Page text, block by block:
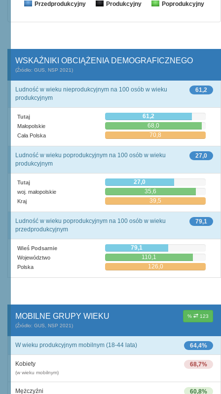
Przedprodukcyjny Produkcyjny Poprodukcyjny
WSKAŹNIKI OBCIĄŻENIA DEMOGRAFICZNEGO
(Źródło: GUS, NSP 2021)
61,2
Ludność w wieku nieprodukcyjnym na 100 osób w wieku
produkcyjnym
Tutaj 61,2
Małopolskie 68,0
Cała Polska 70,8
27,0
Ludność w wieku poprodukcyjnym na 100 osób w wieku
produkcyjnym
Tutaj 27,0
woj. małopolskie 35,6
Kraj 39,5
79,1
Ludność w wieku poprodukcyjnym na 100 osób w wieku
przedprodukcyjnym
Wieś Podsarnie 79,1
Województwo 110,1
Polska 126,0
% 123
MOBILNE GRUPY WIEKU
(Źródło: GUS, NSP 2021)
64,4%
W wieku produkcyjnym mobilnym (18-44 lata)
68,7%
Kobiety
(w wieku mobilnym)
60,8%
Mężczyźni